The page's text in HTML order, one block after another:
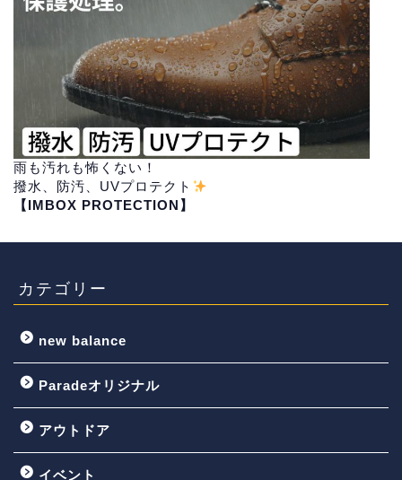
雨も汚れも怖くない！
撥水、防汚、UVプロテクト
【IMBOX PROTECTION】
カテゴリー
new balance
Paradeオリジナル
アウトドア
イベント